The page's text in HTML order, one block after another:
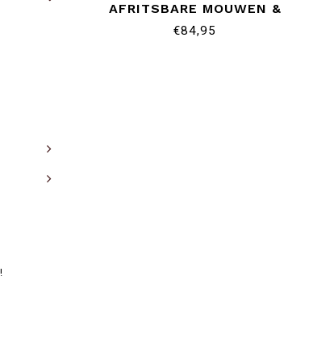
AFRITSBARE MOUWEN &
UITRITSBARE VOERING
€84,95